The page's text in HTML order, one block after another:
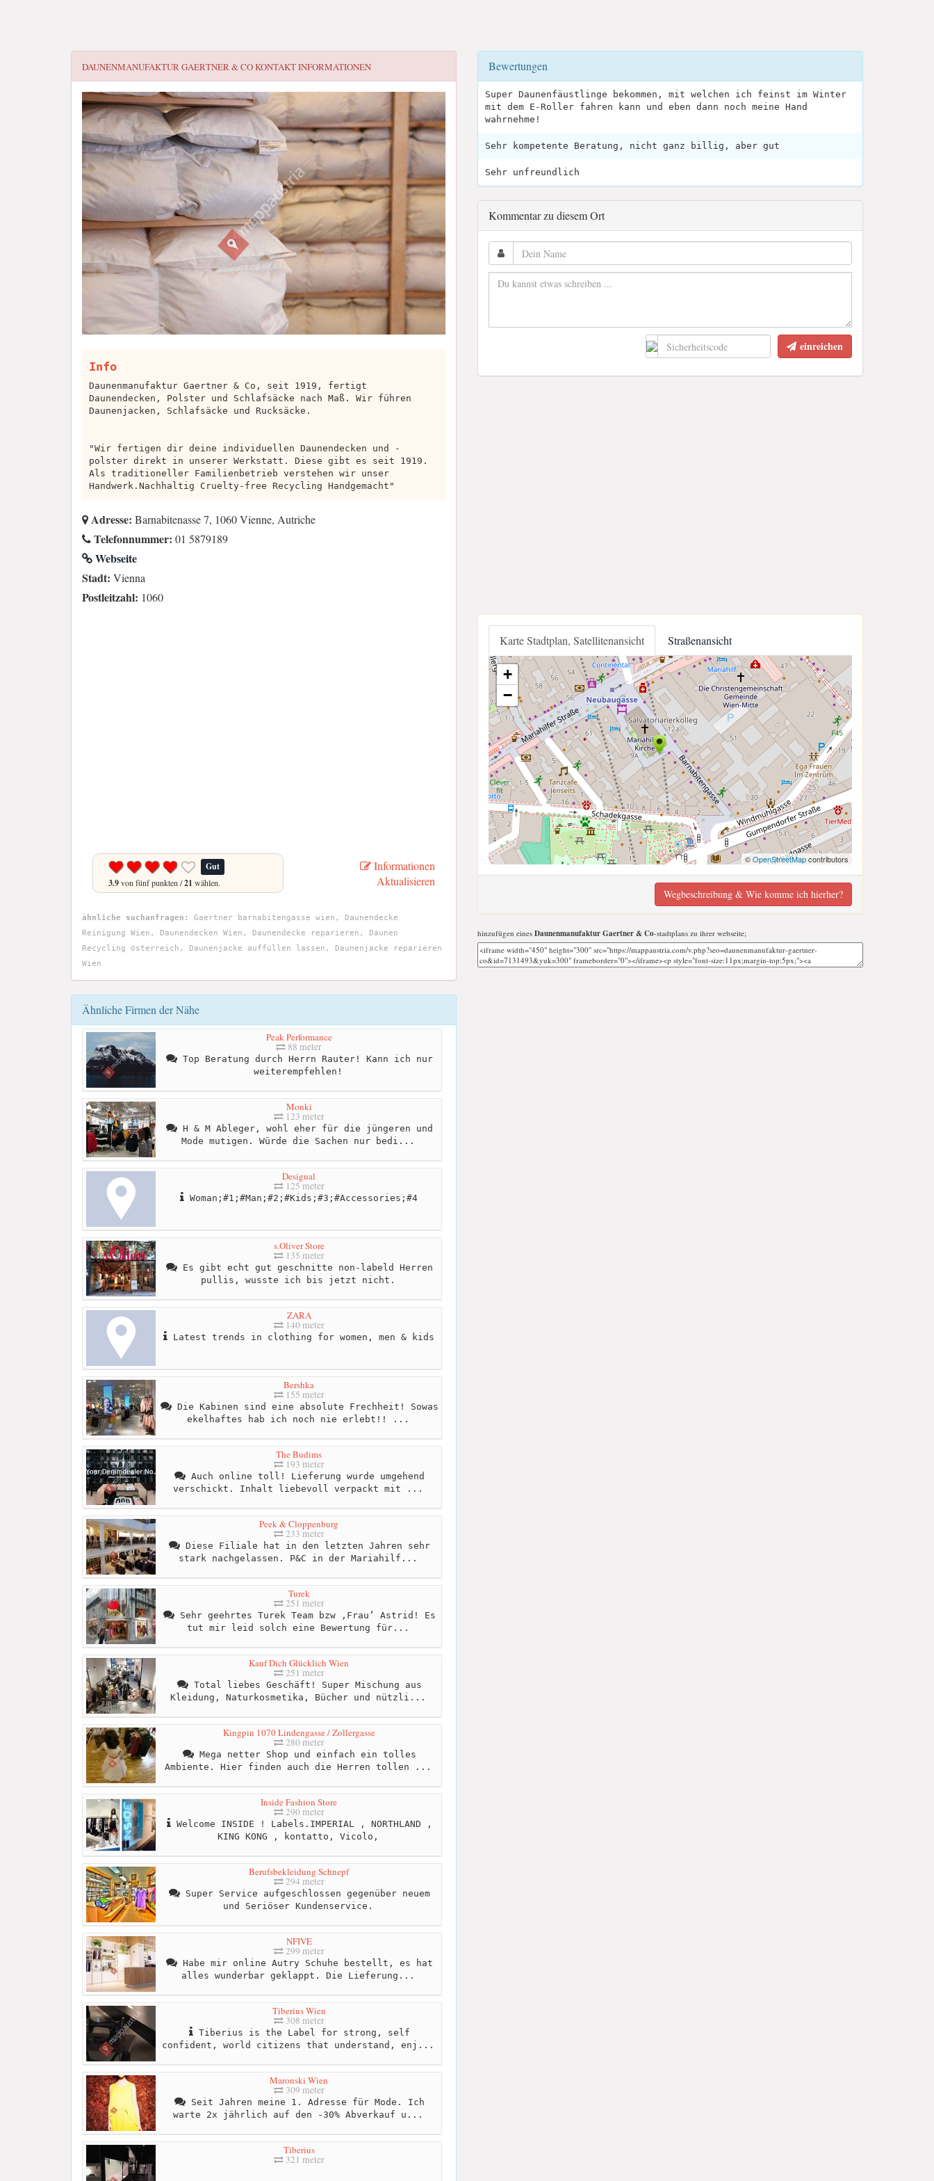
DAUNENMANUFAKTUR GAERTNER & COKONTAKT INFORMATIONEN
Info
Daunenmanufaktur Gaertner & Co, seit 1919, fertigt
Daunendecken, Polster und Schlafsäcke nach Maß. Wir führen
Daunenjacken, Schlafsäcke und Rucksäcke.
"Wir fertigen dir deine individuellen Daunendecken und -
polster direkt in unserer Werkstatt. Diese gibt es seit 1919.
Als traditioneller Familienbetrieb verstehen wir unser
Handwerk.Nachhaltig Cruelty-free Recycling Handgemacht"
Adresse: Barnabitenasse 7, 1060 Vienne, Autriche
Telefonnummer: 01 5879189
Webseite
Stadt: Vienna
Postleitzahl: 1060
Gut
3.9von fünf punkten /21 wählen.
Informationen
Aktualisieren
ähnliche suchanfragen:
Gaertner barnabitengasse wien, Daunendecke
Reinigung Wien, Daunendecken Wien, Daunendecke reparieren, Daunen
Recycling österreich, Daunenjacke auffüllen lassen, Daunenjacke reparieren
Wien
Ähnliche Firmen der Nähe
Peak Performance
88 meter
Top Beratung durch Herrn Rauter! Kann ich nur
weiterempfehlen!
Monki
123 meter
H & M Ableger, wohl eher für die jüngeren und
Mode mutigen. Würde die Sachen nur bedi...
Desigual
125 meter
Woman;#1;#Man;#2;#Kids;#3;#Accessories;#4
s.Oliver Store
135 meter
Es gibt echt gut geschnitte non-labeld Herren
pullis, wusste ich bis jetzt nicht.
ZARA
140 meter
Latest trends in clothing for women, men & kids
Bershka
155 meter
Die Kabinen sind eine absolute Frechheit! Sowas
ekelhaftes hab ich noch nie erlebt!! ...
The Budims
193 meter
Auch online toll! Lieferung wurde umgehend
verschickt. Inhalt liebevoll verpackt mit ...
Peek & Cloppenburg
233 meter
Diese Filiale hat in den letzten Jahren sehr
stark nachgelassen. P&C in der Mariahilf...
Turek
251 meter
Sehr geehrtes Turek Team bzw ‚Frau‘ Astrid! Es
tut mir leid solch eine Bewertung für...
Kauf Dich Glücklich Wien
251 meter
Total liebes Geschäft! Super Mischung aus
Kleidung, Naturkosmetika, Bücher und nützli...
Kingpin 1070 Lindengasse / Zollergasse
280 meter
Mega netter Shop und einfach ein tolles
Ambiente. Hier finden auch die Herren tollen ...
Inside Fashion Store
290 meter
Welcome INSIDE ! Labels.IMPERIAL , NORTHLAND ,
KING KONG , kontatto, Vicolo,
Berufsbekleidung Schnepf
294 meter
Super Service aufgeschlossen gegenüber neuem
und Seriöser Kundenservice.
NFIVE
299 meter
Habe mir online Autry Schuhe bestellt, es hat
alles wunderbar geklappt. Die Lieferung...
Tiberius Wien
308 meter
Tiberius is the Label for strong, self
confident, world citizens that understand, enj...
Maronski Wien
309 meter
Seit Jahren meine 1. Adresse für Mode. Ich
warte 2x jährlich auf den -30% Abverkauf u...
Tiberius
321 meter
Bewertungen
Super Daunenfäustlinge bekommen, mit welchen ich feinst im Winter
mit dem E-Roller fahren kann und eben dann noch meine Hand
wahrnehme!
Sehr kompetente Beratung, nicht ganz billig, aber gut
Sehr unfreundlich
Kommentar zu diesem Ort
einreichen
Karte Stadtplan, Satellitenansicht Straßenansicht
+
−
©OpenStreetMapcontributors
Wegbeschreibung & Wie komme ich hierher?
hinzufügen eines Daunenmanufaktur Gaertner & Co-stadtplans zu ihrer webseite;